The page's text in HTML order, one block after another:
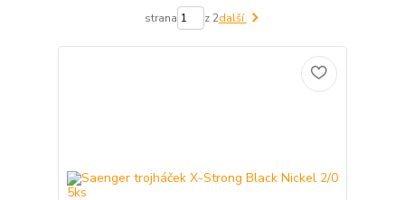
strana z 2další